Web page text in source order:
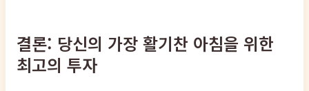
결론: 당신의 가장 활기찬 아침을 위한
최고의 투자